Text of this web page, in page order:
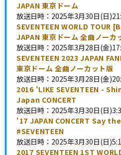
JAPAN 東京ドーム
放送日時：2025年3月30日(日
SEVENTEEN WORLD TOUR
JAPAN 東京ドーム 全曲ノーカ
放送日時：2025年3月28日(金
SEVENTEEN 2023 JAPAN
東京ドーム 全曲ノーカット版
放送日時：2025年3月28日(金
2016 'LIKE SEVENTEEN -
Japan CONCERT
放送日時：2025年3月30日(日
'17 JAPAN CONCERT Say
#SEVENTEEN
放送日時：2025年3月30日(日
2017 SEVENTEEN 1ST